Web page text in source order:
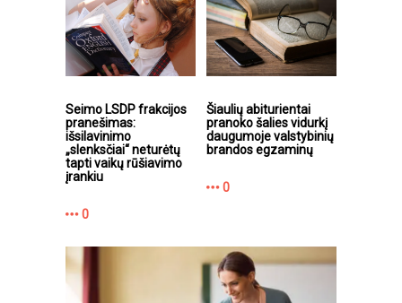
Seimo LSDP frakcijos
pranešimas:
išsilavinimo
„slenksčiai“ neturėtų
tapti vaikų rūšiavimo
įrankiu
0
Šiaulių abiturientai
pranoko šalies vidurkį
daugumoje valstybinių
brandos egzaminų
0